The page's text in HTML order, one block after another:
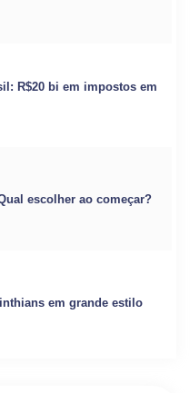
R$20 bi em impostos em
escolher ao começar?
em grande estilo